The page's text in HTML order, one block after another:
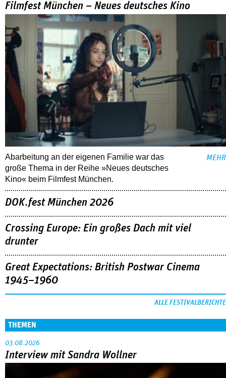
Filmfest München – Neues deutsches Kino
Abarbeitung an der eigenen Familie war das
große Thema in der Reihe »Neues deutsches
Kino« beim Filmfest München.
MEHR
DOK.fest München 2026
Crossing Europe: Ein großes Dach mit viel
drunter
Great Expectations: British Postwar Cinema
1945–1960
ALLE FESTIVALBERICHTE
THEMEN
03.08.2026
Interview mit Sandra Wollner